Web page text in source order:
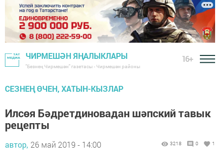
ЧИРМЕШӘН ЯҢАЛЫКЛАРЫ
"Безнең Чирмешән" газетасы - Чирмешән районы
16+
СЕЗНЕҢ ӨЧЕН, ХАТЫН-КЫЗЛАР
Илсөя Бәдретдиновадан шәпский тавык
рецепты
автор, 26 май 2019 - 14:00 3218 0 1